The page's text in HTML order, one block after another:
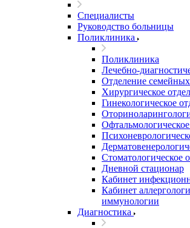
Специалисты
Руководство больницы
Поликлиника
Поликлиника
Лечебно-
Отделение семейных
Хирургическое
Гинекологическое
Стоматологическое
Дневной стационар
Кабинет
Кабинет
иммунологии
Диагностика